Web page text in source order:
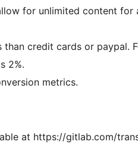
or paypal. For transactions less
2%.
metrics.